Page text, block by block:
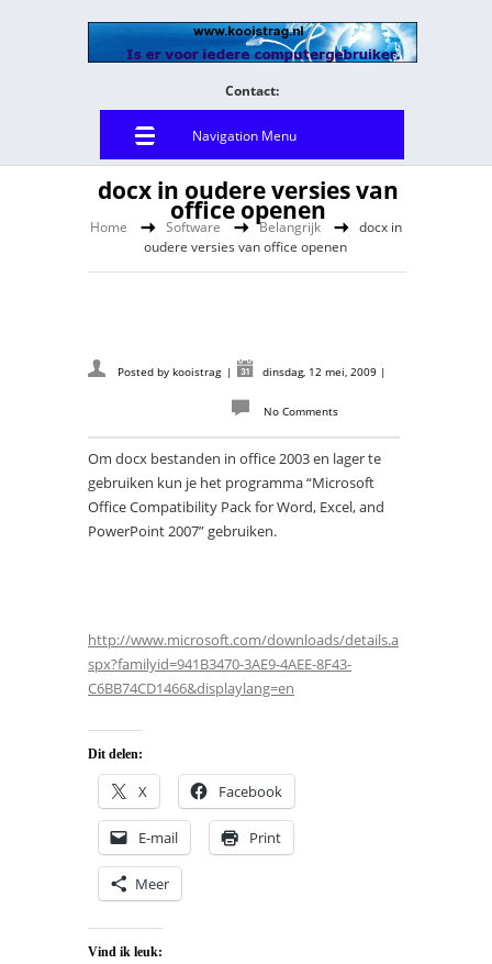
Contact:
Navigation Menu
Home Software Belangrijk
docx in
oudere versies van office openen
docx in oudere versies van
office openen
Posted by kooistrag | dinsdag, 12 mei, 2009 |
No Comments
Om docx bestanden in office 2003 en lager te
gebruiken kun je het programma “Microsoft
Office Compatibility Pack for Word, Excel, and
PowerPoint 2007” gebruiken.
http://www.microsoft.com/downloads/details.a
spx?familyid=941B3470-3AE9-4AEE-8F43-
C6BB74CD1466&displaylang=en
Dit delen:
X Facebook
E-mail Print
Meer
Vind ik leuk: